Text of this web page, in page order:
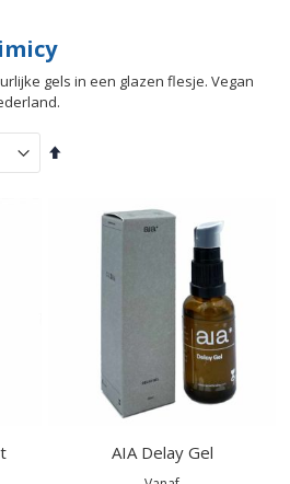
gels in een glazen flesje. Vegan
Van
sorteren
AIA Delay Gel